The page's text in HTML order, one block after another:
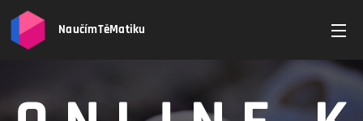
NaučímTěMatiku